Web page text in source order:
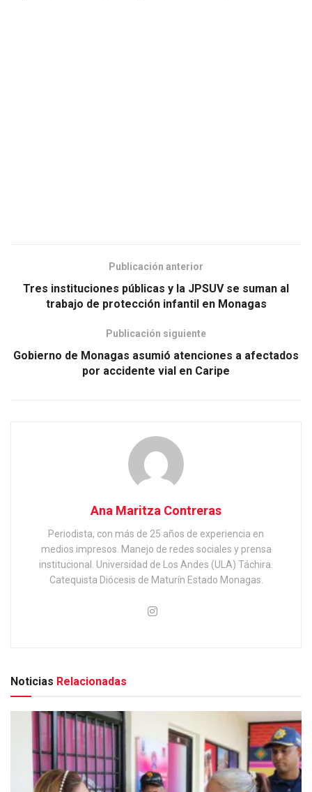
Publicación anterior
Tres instituciones públicas y la JPSUV se suman al
trabajo de protección infantil en Monagas
Publicación siguiente
Gobierno de Monagas asumió atenciones a afectados
por accidente vial en Caripe
Ana Maritza Contreras
Periodista, con más de 25 años de experiencia en
medios impresos. Manejo de redes sociales y prensa
institucional. Universidad de Los Andes (ULA) Táchira.
Catequista Diócesis de Maturín Estado Monagas.
Noticias Relacionadas